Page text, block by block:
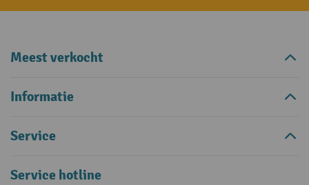
Meest verkocht
Informatie
Service
Service hotline